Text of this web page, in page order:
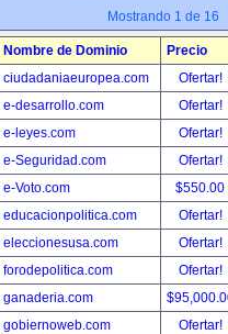
Mostrando 1 de 16
Nombre de Dominio
Precio
ciudadaniaeuropea.com
Ofertar!
e-desarrollo.com
Ofertar!
e-leyes.com
Ofertar!
e-Seguridad.com
Ofertar!
e-Voto.com
$550.00
educacionpolitica.com
Ofertar!
eleccionesusa.com
Ofertar!
forodepolitica.com
Ofertar!
ganaderia.com
gobiernoweb.com
Ofertar!